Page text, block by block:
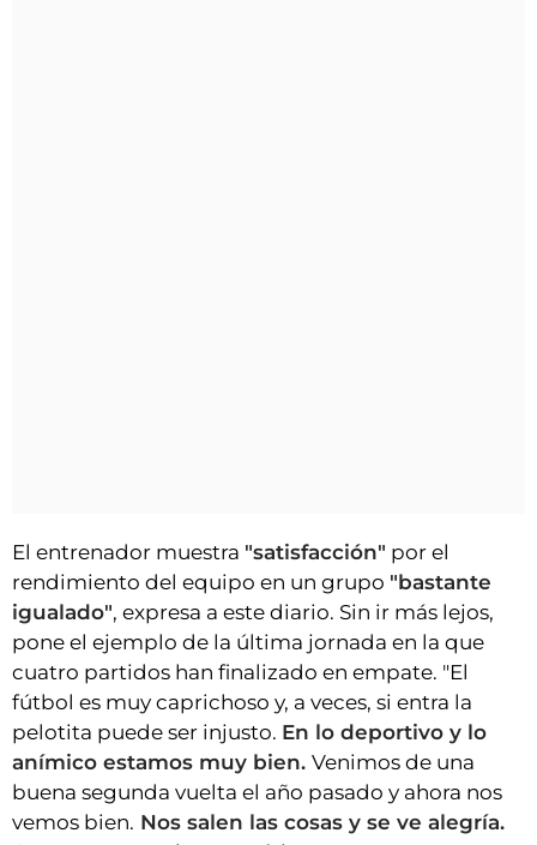
El entrenador muestra "satisfacción" por el
rendimiento del equipo en un grupo "bastante
igualado", expresa a este diario. Sin ir más lejos,
pone el ejemplo de la última jornada en la que
cuatro partidos han finalizado en empate. "El
fútbol es muy caprichoso y, a veces, si entra la
pelotita puede ser injusto. En lo deportivo y lo
anímico estamos muy bien. Venimos de una
buena segunda vuelta el año pasado y ahora nos
vemos bien. Nos salen las cosas y se ve alegría.